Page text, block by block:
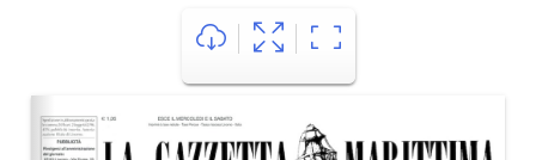
CULTURA